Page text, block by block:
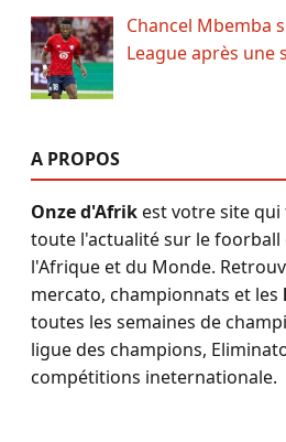
Chancel Mbemba
League après une
A PROPOS
Onze d'Afrikest votre site
toute l'actualité sur le foorball
l'Afrique et du Monde.
mercato, championnats et les
toutes les semaines de
ligue des champions,
compétitions ineternationale.